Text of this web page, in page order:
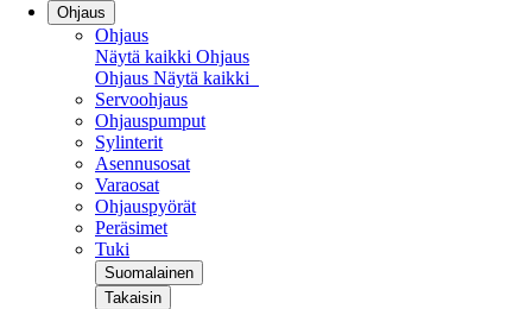
Ohjaus
Ohjaus
Näytä kaikki Ohjaus
Ohjaus Näytä kaikki
Servoohjaus
Ohjauspumput
Sylinterit
Asennusosat
Varaosat
Ohjauspyörät
Peräsimet
Tuki
Suomalainen
Takaisin